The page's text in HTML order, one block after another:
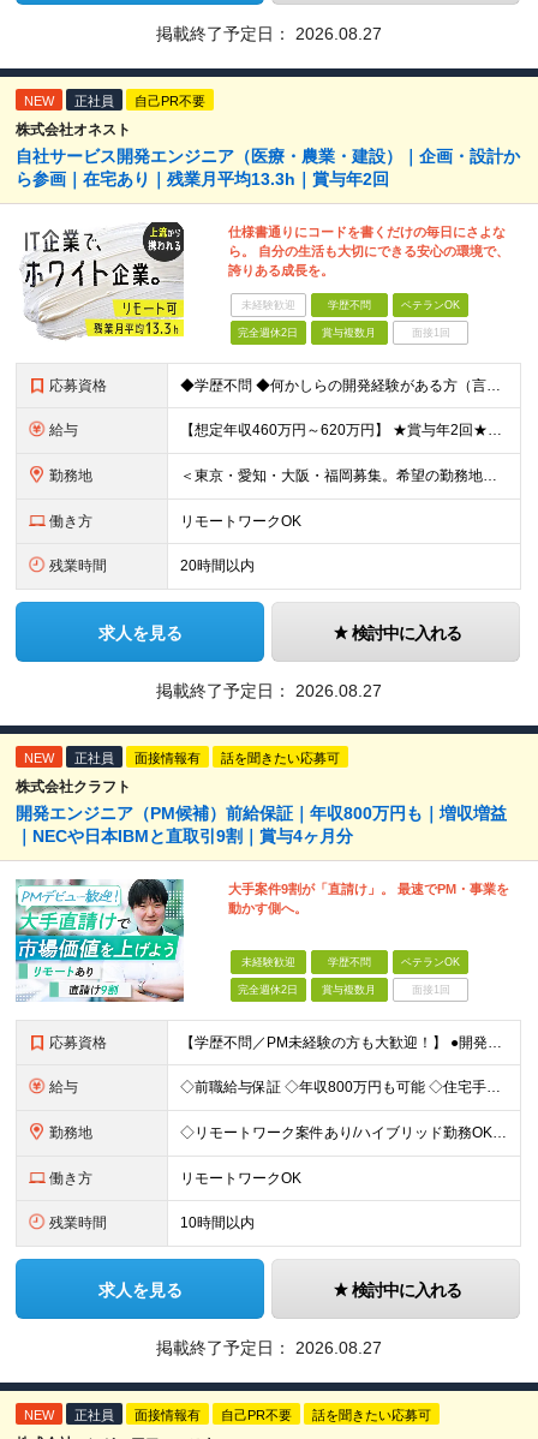
掲載終了予定日： 2026.08.27
NEW 正社員 自己PR不要
株式会社オネスト
自社サービス開発エンジニア（医療・農業・建設）｜企画・設計か
ら参画｜在宅あり｜残業月平均13.3h｜賞与年2回
仕様書通りにコードを書くだけの毎日にさよな
ら。 自分の生活も大切にできる安心の環境で、
誇りある成長を。
未経験歓迎 学歴不問 ベテランOK
完全週休2日 賞与複数月 面接1回
応募資格 ◆学歴不問 ◆何かしらの開発経験がある方（言語不問） ＜以下のような方を歓迎します＞ ◎自社プロダクト開発に携わりたい方 ◎新しいサービスの企画から挑戦してみたい方 ◎これまでの経験を活かし管理職を
給与 【想定年収460万円～620万円】 ★賞与年2回★勤務地手当あり 月給30万円～41万円 ＜各種手当＞ ■勤務地手当（東京2万円／月、大阪1万円／月、名古屋5000円／月） ■通勤手当（月額5万円ま
勤務地 ＜東京・愛知・大阪・福岡募集。希望の勤務地で働けます＞ 希望通りの配属＆転勤も基本なし！ 「プロジェクト人員の枠を広げたい」などといった、 会社からの強制的な異動・出向依頼はありません。 ■東京オフ
働き方 リモートワークOK
残業時間 20時間以内
求人を見る 検討中に入れる
掲載終了予定日： 2026.08.27
NEW 正社員 面接情報有 話を聞きたい応募可
株式会社クラフト
開発エンジニア（PM候補）前給保証｜年収800万円も｜増収増益
｜NECや日本IBMと直取引9割｜賞与4ヶ月分
大手案件9割が「直請け」。 最速でPM・事業を
動かす側へ。
未経験歓迎 学歴不問 ベテランOK
完全週休2日 賞与複数月 面接1回
応募資格 【学歴不問／PM未経験の方も大歓迎！】 ●開発エンジニアとしての実務経験をお持ちの方 ～採用担当者より～ 「PM経験が一切ない」という方もご心配なく！ 面接で一番大切にしているのは「これまでどんな業
給与 ◇前職給与保証 ◇年収800万円も可能 ◇住宅手当・賞与年間4か月支給実績あり＋業績により、別途決算賞与あり 【PM・PL候補】 数名規模のチームでの進捗管理や、後輩・メンバーの指導・フォロー経験が
勤務地 ◇リモートワーク案件あり/ハイブリッド勤務OK 【本社】東京都豊島区高田3-14-29 KDX高田馬場ビル2F ┗都内、神奈川県のプロジェクト先での勤務もございます。 ＜プロジェクト先エリア例＞
働き方 リモートワークOK
残業時間 10時間以内
求人を見る 検討中に入れる
掲載終了予定日： 2026.08.27
NEW 正社員 面接情報有 自己PR不要 話を聞きたい応募可